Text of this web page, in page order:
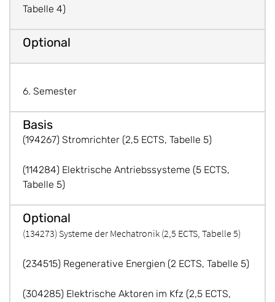
Tabelle 4)
6. Semester
(194267) Stromrichter (2,5 ECTS, Tabelle 5)
(114284) Elektrische Antriebssysteme (5 ECTS,
Tabelle 5)
(134273) Systeme der Mechatronik (2,5 ECTS, Tabelle 5)
(234515) Regenerative Energien (2 ECTS, Tabelle 5)
(304285) Elektrische Aktoren im Kfz (2,5 ECTS,